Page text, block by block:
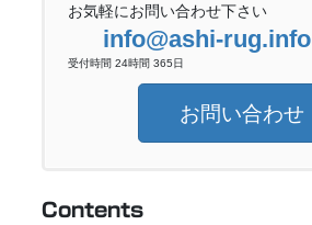
お気軽にお問い合わせ下さい
info@ashi-rug.info
受付時間 24時間 365日
お問い合わせ
Contents